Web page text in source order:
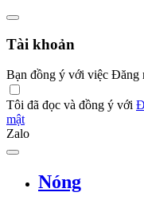
Tài khoản
Bạn đồng ý với việc Đăng
Tôi đã đọc và đồng ý với
mật
Zalo
Nóng